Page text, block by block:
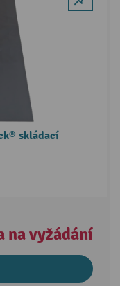
skládací
na vyžádání